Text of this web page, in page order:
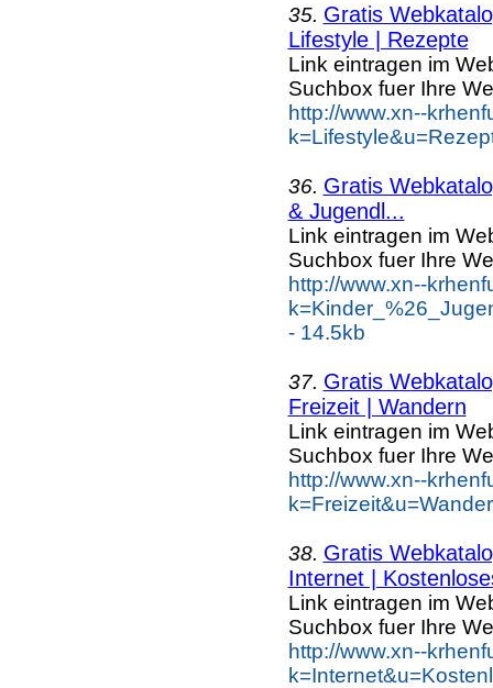
35. Gratis
Lifestyle | Rezepte
Link eintragen im
Suchbox fuer Ihre
http://www.xn--
36. Gratis
& Jugendl...
Link eintragen im
Suchbox fuer Ihre
http://www.xn--
- 14.5kb
37. Gratis
Freizeit | Wandern
Link eintragen im
Suchbox fuer Ihre
http://www.xn--
38. Gratis
Internet |
Link eintragen im
Suchbox fuer Ihre
http://www.xn--